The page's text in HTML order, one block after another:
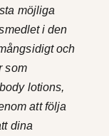
möjliga
i den
och
som
lotions,
att följa
dina